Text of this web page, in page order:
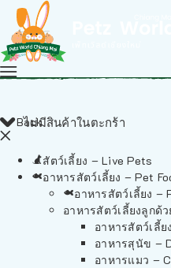
ไม่มีสินค้าในตะกร้า
Back
สัตว์เลี้ยง – Live Pets
อาหารสัตว์เลี้ยง – Pet
อาหารสัตว์เลี้ยง –
อาหารสัตว์เลี้ยงลูกด้
อาหารสัตว์เลี้
อาหารสุนัข –
อาหารแมว –